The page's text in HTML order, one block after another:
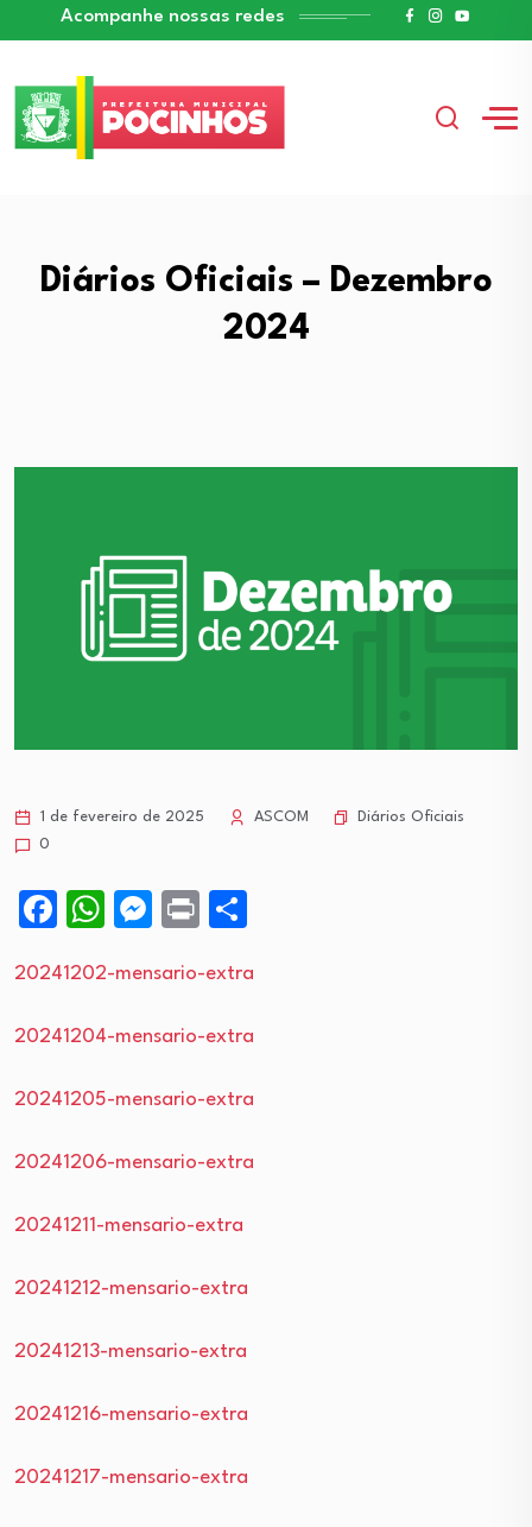
Acompanhe nossas redes
Diários Oficiais – Dezembro
2024
1 de fevereiro de 2025 ASCOM
Diários Oficiais
0
Facebook
WhatsApp
Messenger
Print
20241202-mensario-extra
20241204-mensario-extra
20241205-mensario-extra
20241206-mensario-extra
20241211-mensario-extra
20241212-mensario-extra
20241213-mensario-extra
20241216-mensario-extra
20241217-mensario-extra